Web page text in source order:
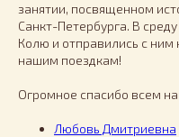
занятии, посвященном
Санкт-Петербурга. В
Колю и отправились с ним
нашим поездкам!
Огромное спасибо всем
Любовь Дмитриевна